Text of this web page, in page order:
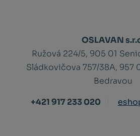
OSLAVAN
Ružová 224/5, 905 01
Sládkovičova 757/38A, 957
Bedravou
+421 917 233 020